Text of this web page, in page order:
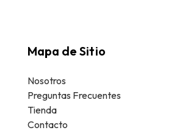
Mapa de Sitio
Nosotros
Preguntas Frecuentes
Tienda
Contacto